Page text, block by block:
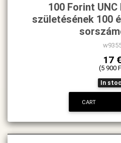
100 Forint
születésének 100
17 €
(5 900
In
CART